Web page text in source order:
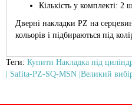
Кількість у комплекті: 2
Дверні накладки PZ на
кольорів і підбираються під
Теги: Купити Накладка під
| Safita-PZ-SQ-MSN |Великий